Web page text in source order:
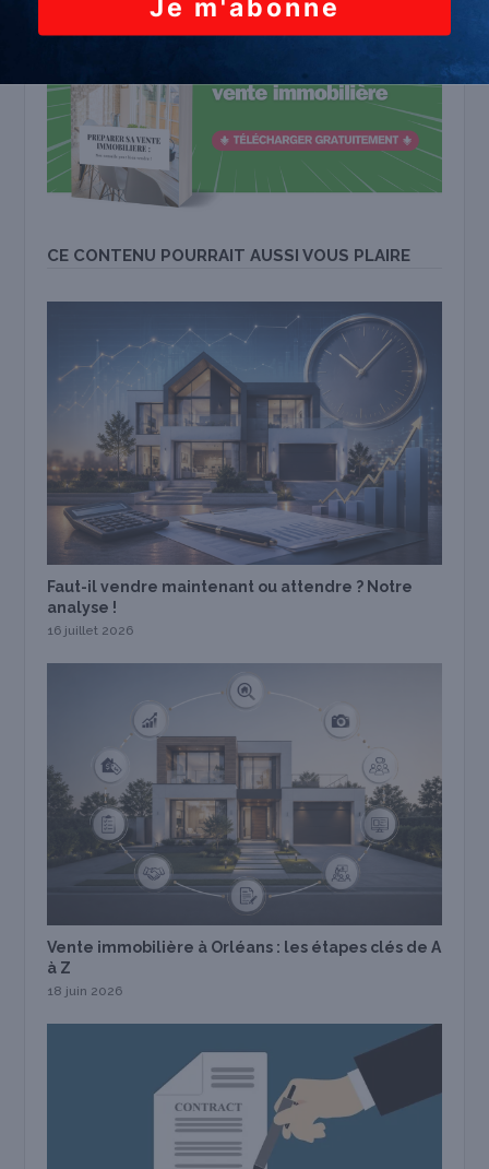
CE CONTENU POURRAIT AUSSI VOUS PLAIRE
Faut-il vendre maintenant ou attendre ? Notre
analyse !
16 juillet 2026
Vente immobilière à Orléans : les étapes clés de A
à Z
18 juin 2026